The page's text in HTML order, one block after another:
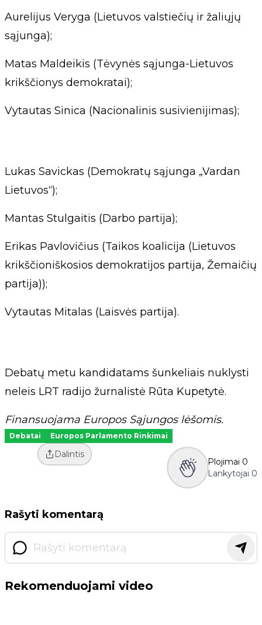
Aurelijus Veryga (Lietuvos valstiečių ir žaliųjų
sąjunga);
Matas Maldeikis (Tėvynės sąjunga-Lietuvos
krikščionys demokratai);
Vytautas Sinica (Nacionalinis susivienijimas);
Lukas Savickas (Demokratų sąjunga „Vardan
Lietuvos“);
Mantas Stulgaitis (Darbo partija);
Erikas Pavlovičius (Taikos koalicija (Lietuvos
krikščioniškosios demokratijos partija, Žemaičių
partija));
Vytautas Mitalas (Laisvės partija).
Debatų metu kandidatams šunkeliais nuklysti
neleis LRT radijo žurnalistė Rūta Kupetytė.
Finansuojama Europos Sąjungos lėšomis.
Debatai Europos Parlamento Rinkimai
Dalintis
Plojimai 0
Lankytojai 0
Rašyti komentarą
Rekomenduojami video